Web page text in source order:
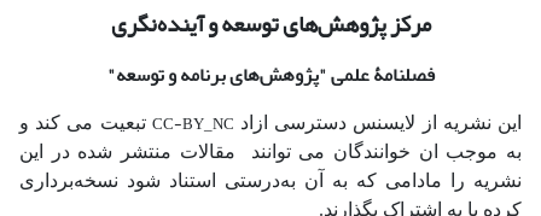
مرکز پژوهش‌های توسعه و آینده‌نگری
فصلنامۀ علمی"پژوهش‌های برنامه و توسعه"
این نشریه از لایسنس دسترسی ازاد CC-BY_NC تبعیت می کند و
به موجب ان خوانندگان می توانند مقالات منتشر شده در این
نشریه را مادامی که به آن‌ به‌درستی استناد شود نسخه‌برداری
کرده یا به اشتراک بگذارند.